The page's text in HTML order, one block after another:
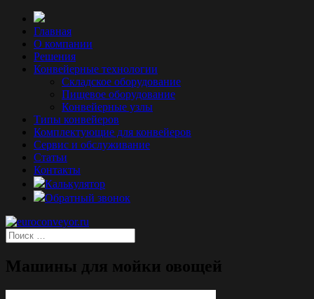
Главная
О компании
Решения
Конвейерные технологии
Складское оборудование
Пищевое оборудование
Конвейерные узлы
Типы конвейеров
Комплектующие для конвейеров
Сервис и обслуживание
Статьи
Контакты
Калькулятор
Обратный звонок
Машины для мойки овощей